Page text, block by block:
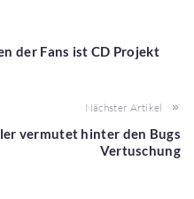
der Fans ist CD Projekt
Nächster Artikel
vermutet hinter den Bugs
Vertuschung